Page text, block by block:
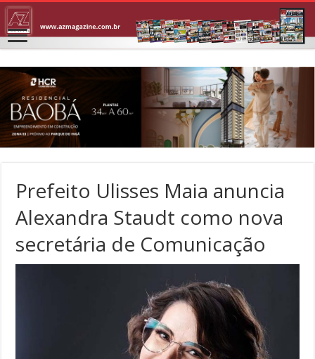
Prefeito Ulisses Maia anuncia
Alexandra Staudt como nova
secretária de Comunicação